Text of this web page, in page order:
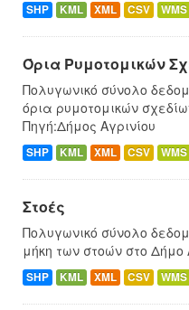
SHP KML XML CSV WMS
Όρια Ρυμοτομικών
Πολυγωνικό σύνολο
όρια ρυμοτομικών
Πηγή:Δήμος Αγρινίου
SHP KML XML CSV WMS
Στοές
Πολυγωνικό σύνολο
μήκη των στοών στο Δήμο
SHP KML XML CSV WMS